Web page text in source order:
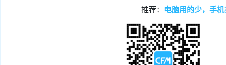
推荐： 电脑用的少，手